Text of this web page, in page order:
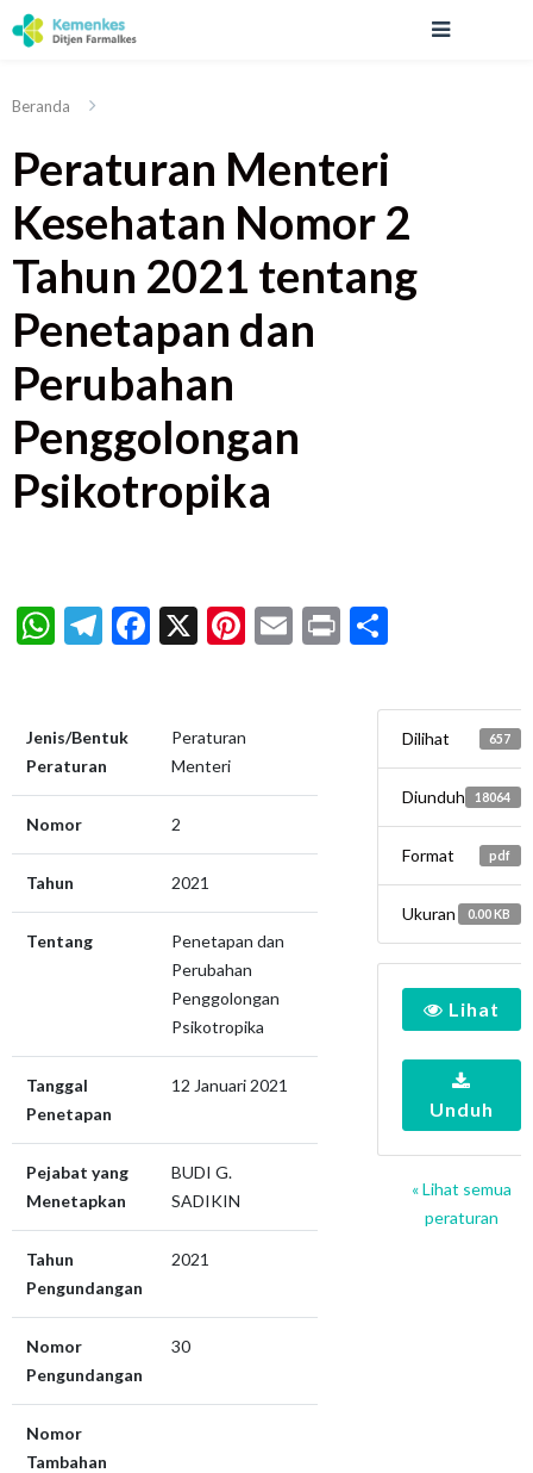
Beranda
Peraturan Menteri
Kesehatan Nomor 2
Tahun 2021 tentang
Penetapan dan
Perubahan
Penggolongan
Psikotropika
WhatsApp
Telegram
Facebook
X Pinterest
Email
Print
Jenis/Bentuk
Peraturan
Peraturan
Menteri
Nomor 2
Tahun 2021
Tentang
Penetapan dan
Perubahan
Penggolongan
Psikotropika
Tanggal
Penetapan
12 Januari 2021
Pejabat yang
Menetapkan
BUDI G.
SADIKIN
Tahun
Pengundangan
2021
Nomor
Pengundangan
30
Nomor
Tambahan
Dilihat 657
Diunduh 18064
Format pdf
Ukuran 0.00 KB
Lihat
Unduh
« Lihat semua
peraturan